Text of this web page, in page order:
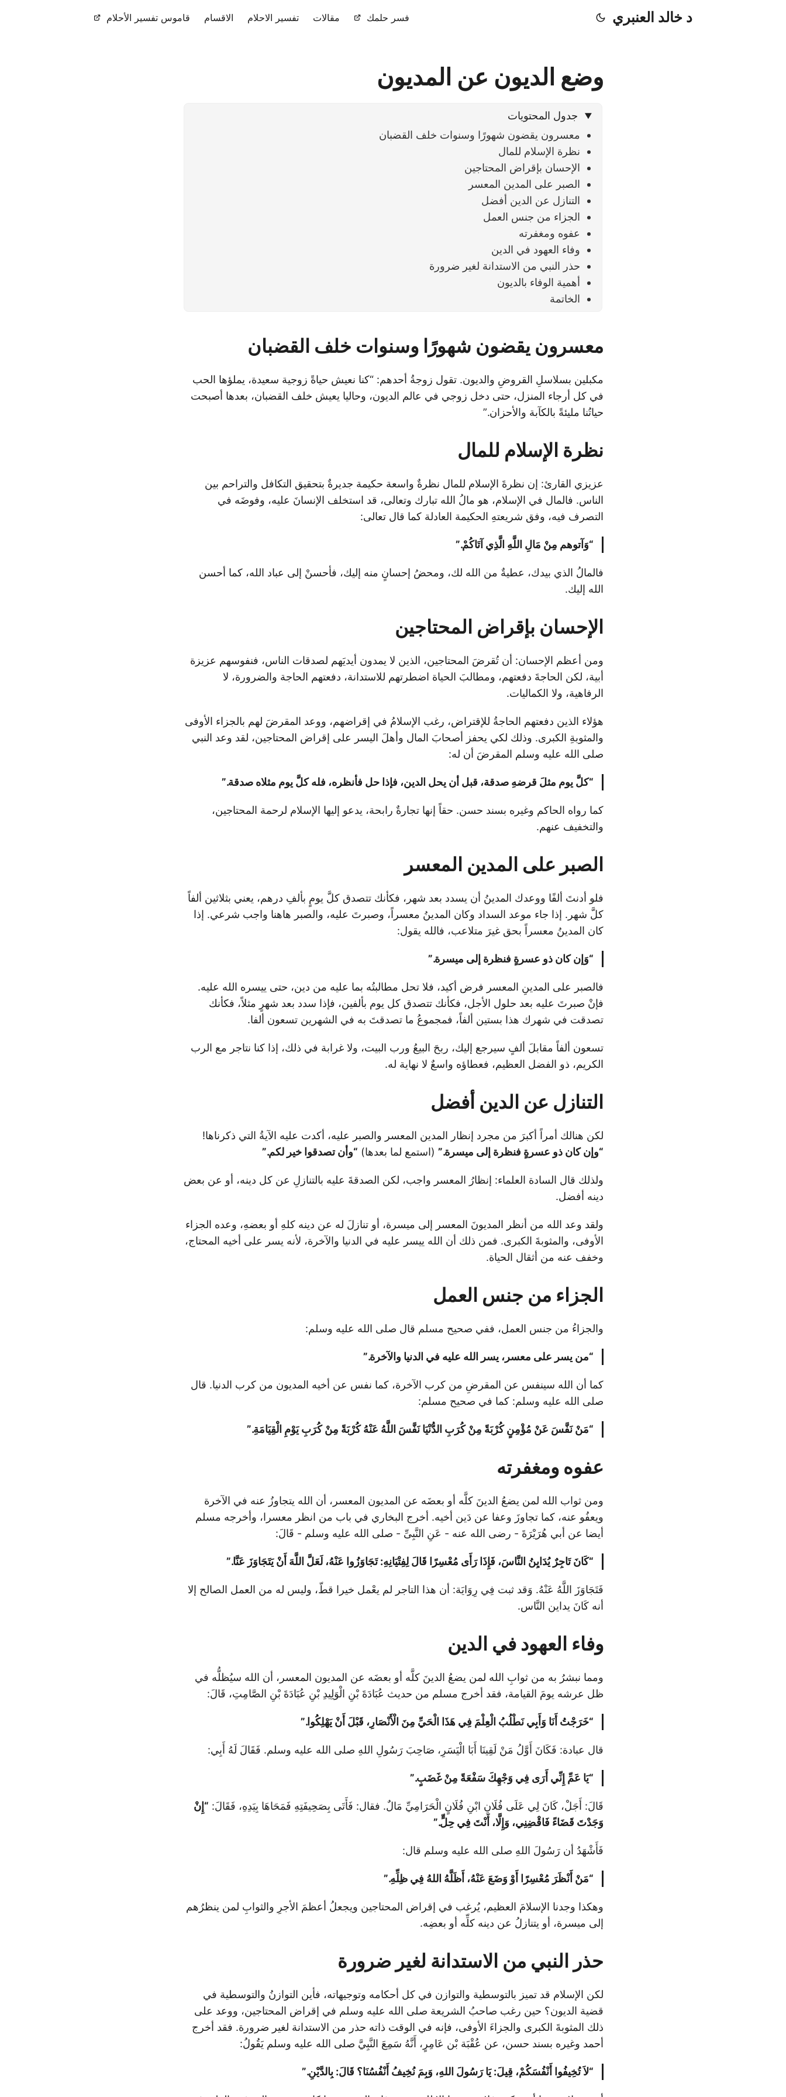
د خالد العنبري فسر حلمك مقالات تفسير الاحلام الاقسام قاموس تفسير الأحلام
وضع الديون عن المديون
جدول المحتويات
معسرون يقضون شهورًا وسنوات خلف القضبان
نظرة الإسلام للمال
الإحسان بإقراض المحتاجين
الصبر على المدين المعسر
التنازل عن الدين أفضل
الجزاء من جنس العمل
عفوه ومغفرته
وفاء العهود في الدين
حذر النبي من الاستدانة لغير ضرورة
أهمية الوفاء بالديون
الخاتمة
معسرون يقضون شهورًا وسنوات خلف القضبان
مكبلين بسلاسلِ القروضِ والديون. تقول زوجةُ أحدهم: “كنا نعيش حياةً زوجية سعيدة، يملؤها الحب
في كل أرجاء المنزل، حتى دخل زوجي في عالم الديون، وحاليا يعيش خلف القضبان، بعدها أصبحت
حياتُنا مليئةً بالكآبة والأحزان.”
نظرة الإسلام للمال
عزيزي القارئ: إن نظرةَ الإسلام للمال نظرةٌ واسعة حكيمة جديرةٌ بتحقيق التكافل والتراحم بين
الناس. فالمال في الإسلام، هو مالُ الله تبارك وتعالى، قد استخلف الإنسانَ عليه، وفوضَه في
التصرف فيه، وفق شريعتهِ الحكيمة العادلة كما قال تعالى:
“وَآتوهم مِنْ مَالِ اللَّهِ الَّذِي آتَاكُمْ.”
فالمالُ الذي بيدك، عطيةٌ من الله لك، ومحضُ إحسانٍ منه إليك، فأحسنْ إلى عباد الله، كما أحسن
الله إليك.
الإحسان بإقراض المحتاجين
ومن أعظم الإحسان: أن تُقرضَ المحتاجين، الذين لا يمدون أيديَهم لصدقات الناس، فنفوسهم عزيزة
أبية، لكن الحاجةَ دفعتهم، ومطالبَ الحياة اضطرتهم للاستدانة، دفعتهم الحاجة والضرورة، لا
الرفاهية، ولا الكماليات.
هؤلاء الذين دفعتهم الحاجةُ للإقتراض، رغب الإسلامُ في إقراضهم، ووعد المقرضَ لهم بالجزاء الأوفى
والمثوبةِ الكبرى. وذلك لكي يحفز أصحابَ المال وأهلَ اليسر على إقراض المحتاجين، لقد وعد النبي
صلى الله عليه وسلم المقرضَ أن له:
“كلَّ يوم مثلَ قرضهِ صدقة، قبل أن يحل الدين، فإذا حل فأنظره، فله كلَّ يوم مثلاه صدقة.”
كما رواه الحاكم وغيره بسند حسن. حقاً إنها تجارةٌ رابحة، يدعو إليها الإسلام لرحمة المحتاجين،
والتخفيف عنهم.
الصبر على المدين المعسر
فلو أدنتَ ألفًا ووعدك المدينُ أن يسدد بعد شهر، فكأنك تتصدق كلَّ يومٍ بألفِ درهم، يعني بثلاثين ألفاً
كلَّ شهر. إذا جاء موعد السداد وكان المدينُ معسراً، وصبرتَ عليه، والصبر هاهنا واجب شرعي. إذا
كان المدينُ معسراً بحق غيرَ متلاعب، فالله يقول:
“وَإن كان ذو عسرةٍ فنظرة إلى ميسرة.”
فالصبر على المدينِ المعسر فرض أكيد، فلا تحل مطالبتُه بما عليه من دين، حتى ييسره الله عليه.
فإنْ صبرتَ عليه بعد حلول الأجل، فكأنك تتصدق كل يوم بألفين، فإذا سدد بعد شهرٍ مثلاً، فكأنك
تصدقت في شهرك هذا بستين ألفاً، فمجموعُ ما تصدقتَ به في الشهرين تسعون ألفا.
تسعون ألفاً مقابلَ ألفٍ سيرجع إليك، ربحَ البيعُ ورب البيت، ولا غرابة في ذلك، إذا كنا نتاجر مع الرب
الكريم، ذو الفضل العظيم، فعطاؤه واسعٌ لا نهاية له.
التنازل عن الدين أفضل
لكن هنالك أمراً أكبرَ من مجرد إنظار المدين المعسر والصبر عليه، أكدت عليه الآيةُ التي ذكرناها!
“وإن كان ذو عسرةٍ فنظرة إلى ميسرة.” (استمع لما بعدها) “وأن تصدقوا خير لكم.”
ولذلك قال السادة العلماء: إنظارُ المعسر واجب، لكن الصدقةَ عليه بالتنازلِ عن كل دينه، أو عن بعض
دينه أفضل.
ولقد وعد الله من أنظر المديونَ المعسر إلى ميسرة، أو تنازلَ له عن دينه كلهِ أو بعضهِ، وعده الجزاء
الأوفى، والمثوبةَ الكبرى. فمن ذلك أن الله ييسر عليه في الدنيا والآخرة، لأنه يسر على أخيه المحتاج،
وخفف عنه من أثقال الحياة.
الجزاء من جنس العمل
والجزاءُ من جنس العمل، ففي صحيح مسلم قال صلى الله عليه وسلم:
“من يسر على معسر، يسر الله عليه في الدنيا والآخرة.”
كما أن الله سينفس عن المقرضِ من كرب الآخرة، كما نفس عن أخيه المديون من كرب الدنيا. قال
صلى الله عليه وسلم: كما في صحيح مسلم:
“مَنْ نَفَّسَ عَنْ مُؤْمِنٍ كُرْبَةً مِنْ كُرَبِ الدُّنْيَا نَفَّسَ اللَّهُ عَنْهُ كُرْبَةً مِنْ كُرَبِ يَوْمِ الْقِيَامَةِ.”
عفوه ومغفرته
ومن ثواب الله لمن يضعُ الدينَ كلَّه أو بعضَه عن المديون المعسر، أن الله يتجاوزُ عنه في الآخرة
ويعفُو عنه، كما تجاوزَ وعفا عن دَين أخيه. أخرج البخاري في باب من انظر معسرا، وأخرجه مسلم
أيضا عن أبي هُرَيْرَةَ - رضى الله عنه - عَنِ النَّبِىِّ - صلى الله عليه وسلم - قَالَ:
“كَانَ تَاجِرٌ يُدَايِنُ النَّاسَ، فَإِذَا رَأَى مُعْسِرًا قَالَ لِفِتْيَانِهِ: تَجَاوَزُوا عَنْهُ، لَعَلَّ اللَّهَ أَنْ يَتَجَاوَزَ عَنَّا.”
فَتَجَاوَزَ اللَّهُ عَنْهُ. وَقد ثبت فِي رِوَايَة: أن هذا التاجر لم يعْمل خيرا قطّ، وليس له من العمل الصالح إلا
أنه كَانَ يداين النَّاس.
وفاء العهود في الدين
ومما نبشرُ به من ثوابِ الله لمن يضعُ الدينَ كلَّه أو بعضَه عن المديون المعسر، أن الله سيُظلُّه في
ظل عرشه يومَ القيامة، فقد أخرج مسلم من حديث عُبَادَةَ بْنِ الْوَلِيدِ بْنِ عُبَادَةَ بْنِ الصَّامِتِ، قَالَ:
“خَرَجْتُ أَنَا وَأَبِي نَطْلُبُ الْعِلْمَ فِي هَذَا الْحَيِّ مِنَ الْأَنْصَارِ، قَبْلَ أَنْ يَهْلِكُوا.”
قال عبادة: فَكَانَ أَوَّلُ مَنْ لَقِينَا أَبَا الْيَسَرِ، صَاحِبَ رَسُولِ اللهِ صلى الله عليه وسلم. فَقَالَ لَهُ أَبِي:
“يَا عَمِّ إِنِّي أَرَى فِي وَجْهِكَ سَفْعَةً مِنْ غَضَبٍ.”
قَالَ: أَجَلْ، كَانَ لِي عَلَى فُلَانِ ابْنِ فُلَانٍ الْحَرَامِيِّ مَالٌ. فقال: فَأَتَى بِصَحِيفَتِهِ فَمَحَاهَا بِيَدِهِ، فَقَالَ: “إِنْ
وَجَدْتَ قَضَاءً فَاقْضِنِي، وَإِلَّا، أَنْتَ فِي حِلٍّ.”
فَأَشْهَدُ أن رَسُولَ اللهِ صلى الله عليه وسلم قال:
“مَنْ أَنْظَرَ مُعْسِرًا أَوْ وَضَعَ عَنْهُ، أَظَلَّهُ اللهُ فِي ظِلِّهِ.”
وهكذا وجدنا الإسلامَ العظيم، يُرغب في إقراض المحتاجين ويجعلُ أعظمَ الأجرِ والثوابِ لمن ينظرُهم
إلى ميسرة، أو يتنازلُ عن دينه كلِّه أو بعضِه.
حذر النبي من الاستدانة لغير ضرورة
لكن الإسلام قد تميز بالتوسطية والتوازن في كل أحكامه وتوجيهاته، فأين التوازنُ والتوسطية في
قضية الديون؟ حين رغب صاحبُ الشريعة صلى الله عليه وسلم في إقراض المحتاجين، ووعد على
ذلك المثوبةَ الكبرى والجزاءَ الأوفى، فإنه في الوقت ذاته حذر من الاستدانة لغير ضرورة. فقد أخرج
أحمد وغيره بسند حسن، عن عُقْبَة بْن عَامِرٍ، أَنَّهُ سَمِعَ النَّبِيَّ صلى الله عليه وسلم يَقُولُ:
“لاَ تُخِيفُوا أَنْفُسَكُمْ، قِيلَ: يَا رَسُولَ اللهِ، وَبِمَ نُخِيفُ أَنْفُسُنَا؟ قَالَ: بِالدَّيْنِ.”